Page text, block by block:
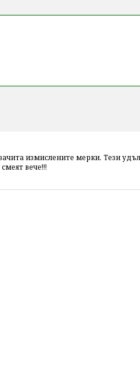
измислените мерки. Тези
вече!!!